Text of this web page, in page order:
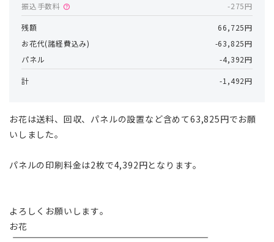
振込手数料 help -275円
残額
66,725円
お花代(諸経費込み)
-63,825円
パネル
-4,392円
計 -1,492円
お花は送料、回収、パネルの設置など含めて63,825円でお願
いしました。
パネルの印刷料金は2枚で4,392円となります。
よろしくお願いします。
お花